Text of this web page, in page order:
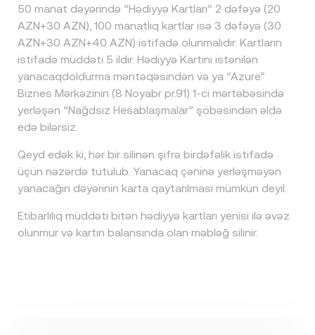
50 manat dəyərində “Hədiyyə Kartları” 2 dəfəyə (20
AZN+30 AZN), 100 manatlıq kartlar isə 3 dəfəyə (30
AZN+30 AZN+40 AZN) istifadə olunmalıdır. Kartların
istifadə müddəti 5 ildir. Hədiyyə Kartını istənilən
yanacaqdoldurma məntəqəsindən və ya “Azure”
Biznes Mərkəzinin (8 Noyabr pr.91) 1-ci mərtəbəsində
yerləşən “Nağdsız Hesablaşmalar” şöbəsindən əldə
edə bilərsiz.
Qeyd edək ki, hər bir silinən şifrə birdəfəlik istifadə
üçün nəzərdə tutulub. Yanacaq çəninə yerləşməyən
yanacağın dəyərinin karta qaytarılması mümkün deyil.
Etibarlılıq müddəti bitən hədiyyə kartları yenisi ilə əvəz
olunmur və kartın balansında olan məbləğ silinir.